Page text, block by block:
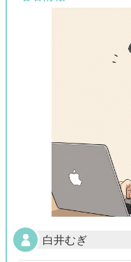
白井むぎ